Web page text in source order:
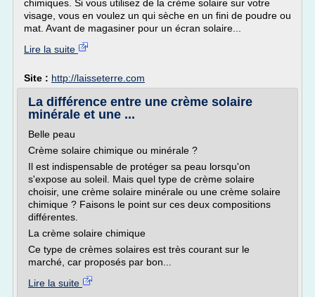
chimiques. Si vous utilisez de la crème solaire sur votre
visage, vous en voulez un qui sèche en un fini de poudre ou
mat. Avant de magasiner pour un écran solaire...
Lire la suite
Site : http://laisseterre.com
La différence entre une crème solaire
minérale et une ...
Belle peau
Crème solaire chimique ou minérale ?
Il est indispensable de protéger sa peau lorsqu'on
s'expose au soleil. Mais quel type de crème solaire
choisir, une crème solaire minérale ou une crème solaire
chimique ? Faisons le point sur ces deux compositions
différentes.
La crème solaire chimique
Ce type de crèmes solaires est très courant sur le
marché, car proposés par bon...
Lire la suite